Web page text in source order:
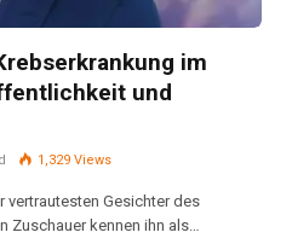
im
und
1,329 Views
vertrautesten Gesichter des
Zuschauer kennen ihn als…